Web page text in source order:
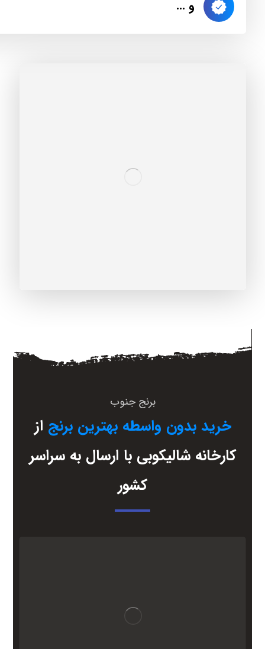
و ...
برنج جنوب
خرید بدون واسطه بهترین برنج از
کارخانه شالیکوبی با ارسال به سراسر
کشور